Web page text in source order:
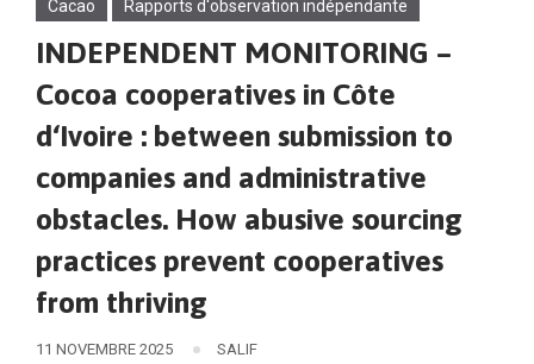
Cacao Rapports d'observation indépendante
INDEPENDENT MONITORING –
Cocoa cooperatives in Côte
d‘Ivoire : between submission to
companies and administrative
obstacles. How abusive sourcing
practices prevent cooperatives
from thriving
11 NOVEMBRE 2025 SALIF